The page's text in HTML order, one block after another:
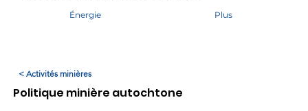
Énergie Plus
< Activités minières
Politique minière autochtone